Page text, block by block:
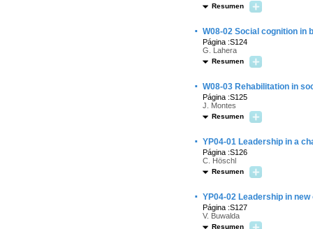
Resumen
· W08-02 Social cognition in
Página :S124
G. Lahera
Resumen
· W08-03 Rehabilitation in
Página :S125
J. Montes
Resumen
· YP04-01 Leadership in a
Página :S126
C. Höschl
Resumen
· YP04-02 Leadership in
Página :S127
V. Buwalda
Resumen